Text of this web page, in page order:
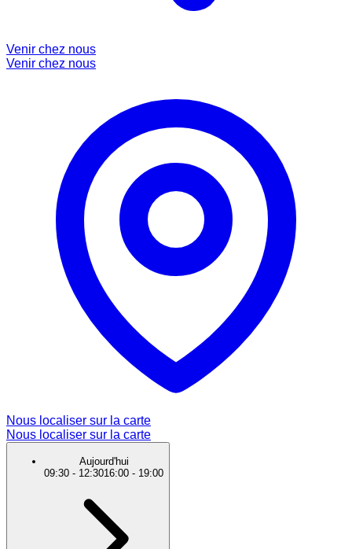
Venir chez nous
Venir chez nous
Nous localiser sur la carte
Nous localiser sur la carte
Aujourd'hui
09:30 - 12:3016:00 - 19:00